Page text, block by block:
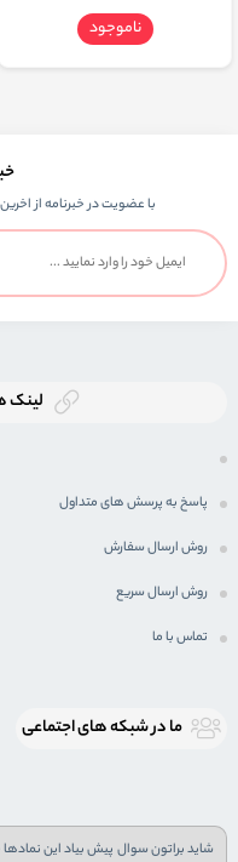
ناموجود
با عضویت در خبرنامه از
لینک
پاسخ به پرسش های متداول
روش ارسال سفارش
روش ارسال سریع
تماس با ما
ما در شبكه های اجتماعی
شاید براتون سوال پیش بیاد این